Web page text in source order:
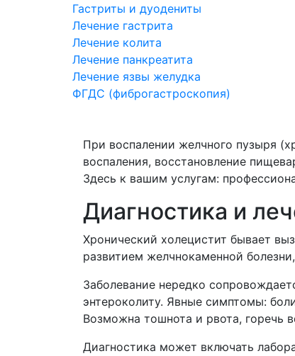
Гастриты и дуодениты
Лечение гастрита
Лечение колита
Лечение панкреатита
Лечение язвы желудка
ФГДС (фиброгастроскопия)
При воспалении желчного пузыря
воспаления, восстановление
Здесь к вашим услугам:
Диагностика и
Хронический холецистит бывает
развитием желчнокаменной
Заболевание нередко
энтероколиту. Явные симптомы:
Возможна тошнота и рвота, горечь
Диагностика может включать